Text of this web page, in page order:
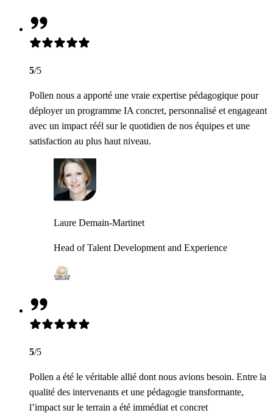
5/5
Pollen nous a apporté une vraie expertise pédagogique pour
déployer un programme IA concret, personnalisé et engageant
avec un impact réél sur le quotidien de nos équipes et une
satisfaction au plus haut niveau.
Laure Demain-Martinet
Head of Talent Development and Experience
5/5
Pollen a été le véritable allié dont nous avions besoin. Entre la
qualité des intervenants et une pédagogie transformante,
l’impact sur le terrain a été immédiat et concret